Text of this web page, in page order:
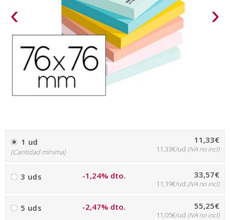
‹ ›
1 ud
(Cantidad mínima)
11,33€
11,33€/ud (IVA no incl)
3 uds -1,24% dto. 33,57€
11,19€/ud (IVA no incl)
5 uds -2,47% dto. 55,25€
11,05€/ud (IVA no incl)